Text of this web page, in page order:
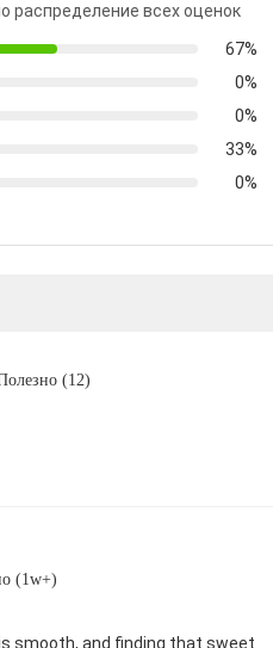
распределение всех оценок
67%
0%
0%
33%
0%
(12)
(1w+)
smooth, and finding that sweet